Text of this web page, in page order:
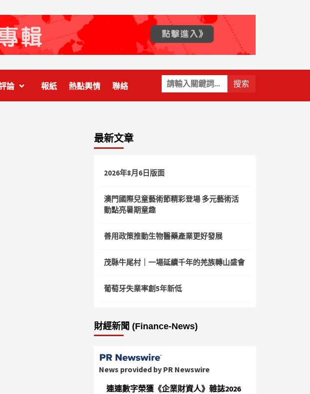
關
鍵
字:
論 報紙 熱點輿情 聯絡
最新文章
2026年8月6日版面
澳門國際兒童藝術節精彩登場 多元藝術活
動點亮暑期童趣
善用政策推動生物醫藥產業更好發展
茂縣牛尾村｜一場延續千年的羌族轉山盛會
葡萄牙失業率創5年新低
財經新聞 (Finance-News)
News provided by PR Newswire
連連數字榮獲《企業財資人》雜誌2026